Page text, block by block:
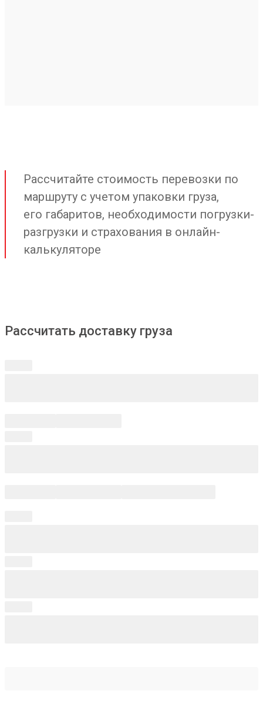
Рассчитайте стоимость перевозки по
маршруту с учетом упаковки груза,
его габаритов, необходимости погрузки-
разгрузки и страхования в онлайн-
калькуляторе
Рассчитать доставку груза